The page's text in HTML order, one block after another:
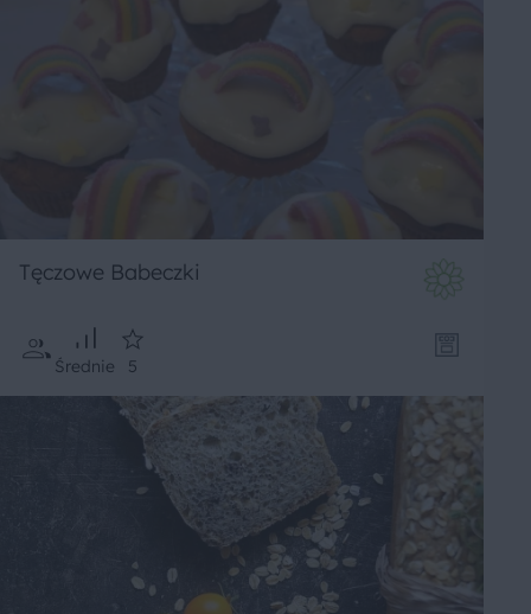
Tęczowe Babeczki
Średnie 5